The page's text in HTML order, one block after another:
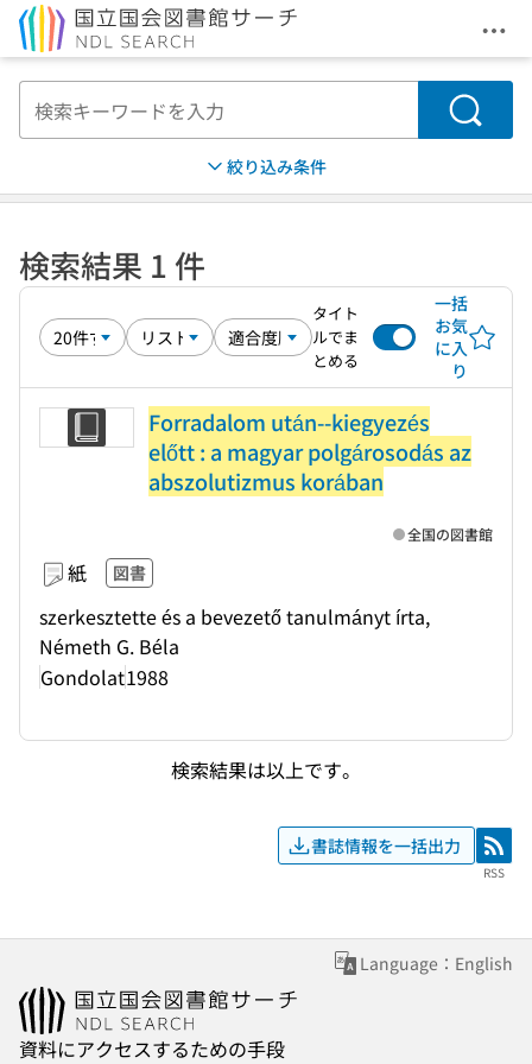
メ
検索
絞り込み条件
検索結果 1 件
タイト
ルでま
とめる
一括
お気
に入
り
Forradalom után--kiegyezés
előtt : a magyar polgárosodás az
abszolutizmus korában
紙 図書
szerkesztette és a bevezető tanulmányt írta,
Németh G. Béla
Gondolat1988
全国の図書館
検索結果は以上です。
書誌情報を一括出力 RSS
RSS
Language：English
資料にアクセスするための手段